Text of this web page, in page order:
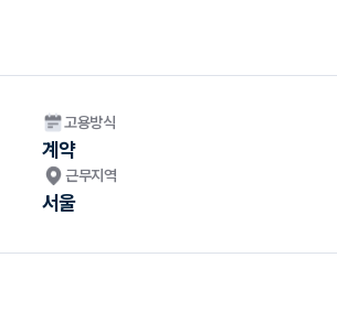
고용방식
계약
근무지역
서울